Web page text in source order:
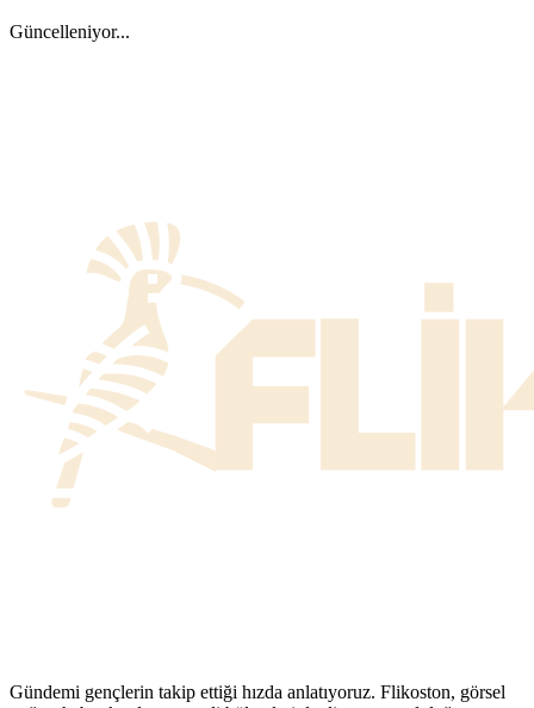
Güncelleniyor...
Gündemi gençlerin takip ettiği hızda anlatıyoruz. Flikoston, görsel